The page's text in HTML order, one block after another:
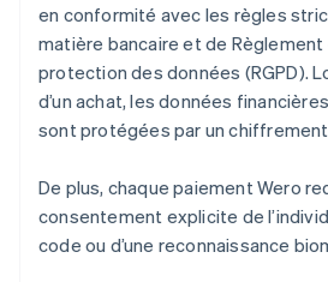
en conformité avec les règles
matière bancaire et de Règlement
protection des données (RGPD).
d’un achat, les données
sont protégées par un
De plus, chaque paiement Wero
consentement explicite de
code ou d’une reconnaissance